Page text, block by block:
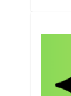
た最